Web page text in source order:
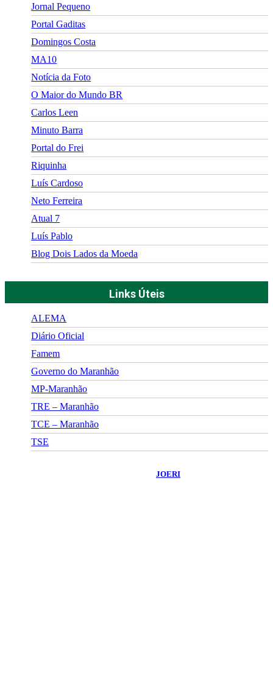
Jornal Pequeno
Portal Gaditas
Domingos Costa
MA10
Notícia da Foto
O Maior do Mundo BR
Carlos Leen
Minuto Barra
Portal do Frei
Riquinha
Luís Cardoso
Neto Ferreira
Atual 7
Luís Pablo
Blog Dois Lados da Moeda
Links Úteis
ALEMA
Diário Oficial
Famem
Governo do Maranhão
MP-Maranhão
TRE – Maranhão
TCE – Maranhão
TSE
JOERI